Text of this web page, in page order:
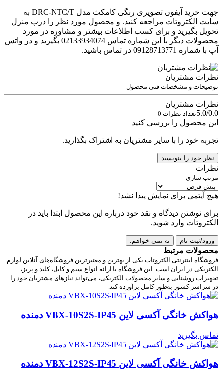
جهت خرید آیفون تصویری رنگی کامکث مدل DRC-NTC/T به
سایت الکتروتات مراجعه کنید. و محصول مورد نظر را درب منزل
تحویل بگیرید و برای کسب اطلاعات بیشتر و مشاوره در مورد
محصولات دیگر با این شماره تماس 02133934074 بگیرید و در واتس
آپ با شماره 09128713771 در تماس باشید.
نظرات مشتریان
توضیحات و مشخصات فنی محصول
نظرات مشتریان
5.0/0.0تعداد نظرات 0
این محصول را بررسی کنید
تجربه خود را با سایر مشتریان به اشتراک بگذارید.
نظر خود را بنویسید
نظرات
مرتب سازی
هیچ آیتمی برای نمایش پیدا نشد!
برای نوشتن دیدگاه و نقد خود درباره این محصول ابتدا باید در
الکتروتات وارد شوید.
ورود/ثبت نام نه نمی خواهم.
محصولات مرتبط
فروشگاه اینترنتی الکتروتات یکی از بهترین و معتبرترین فروشگاه‌های آنلاین لوازم
الکتریکی در ایران است. این فروشگاه با ارائه انواع سیم و کابل، کلید و پریز،
تجهیزات روشنایی و سایر محصولات الکتریکی، می‌تواند نیازهای مشتریان خود را
در سراسر کشور به‌طور کامل برآورده کند.
هواکش خانگی آکسی لاین VBX-10S2S-IP45 دمنده
تماس بگیرید
هواکش خانگی آکسی لاین VBX-12S2S-IP45 دمنده